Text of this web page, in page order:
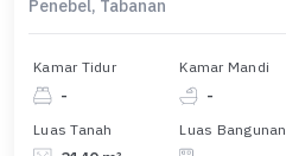
Penebel, Tabanan
Kamar Tidur
-
Kamar Mandi
-
Luas Tanah Luas Bangunan